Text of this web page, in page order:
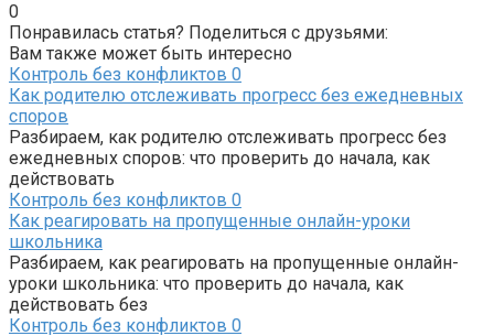
0
Понравилась статья? Поделиться с друзьями:
Вам также может быть интересно
Контроль без конфликтов 0
Как родителю отслеживать прогресс без ежедневных
споров
Разбираем, как родителю отслеживать прогресс без
ежедневных споров: что проверить до начала, как
действовать
Контроль без конфликтов 0
Как реагировать на пропущенные онлайн-уроки
школьника
Разбираем, как реагировать на пропущенные онлайн-
уроки школьника: что проверить до начала, как
действовать без
Контроль без конфликтов 0